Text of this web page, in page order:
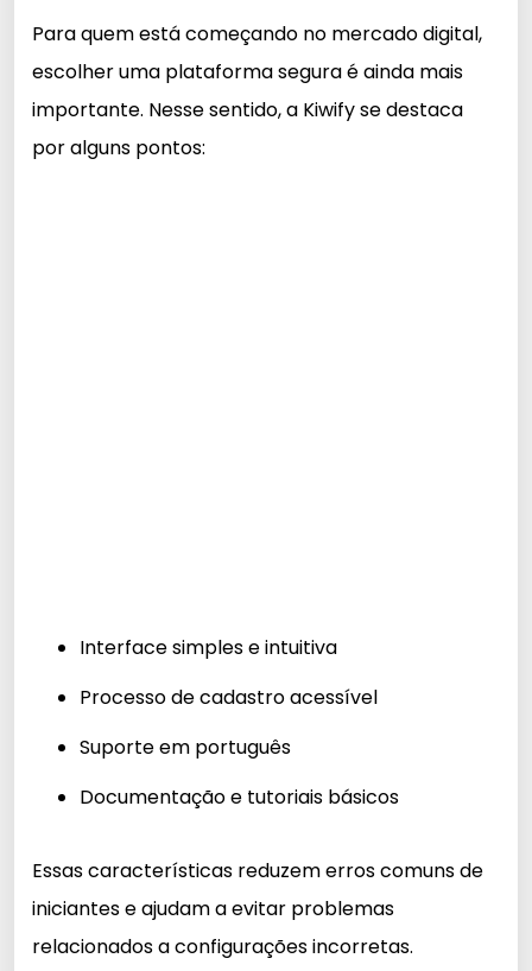
Para quem está começando no mercado digital,
escolher uma plataforma segura é ainda mais
importante. Nesse sentido, a Kiwify se destaca
por alguns pontos:
Interface simples e intuitiva
Processo de cadastro acessível
Suporte em português
Documentação e tutoriais básicos
Essas características reduzem erros comuns de
iniciantes e ajudam a evitar problemas
relacionados a configurações incorretas.